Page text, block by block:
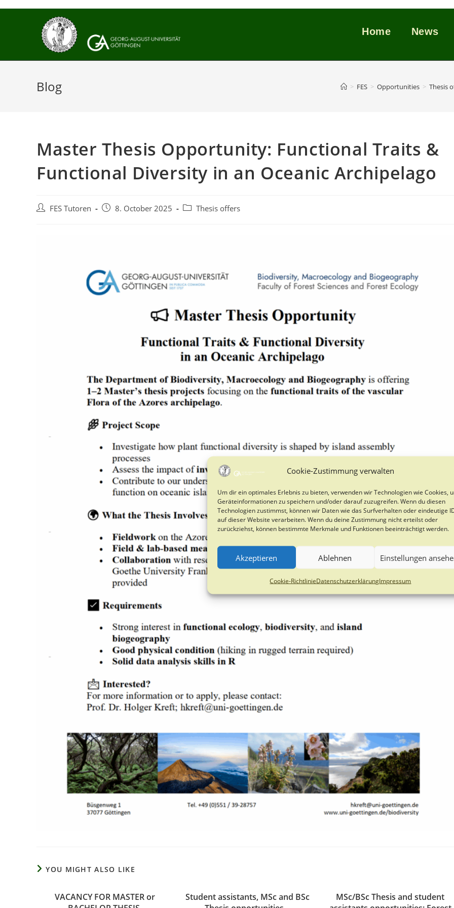
Cookie-Zustimmung verwalten
Um dir ein optimales Erlebnis zu bieten, verwenden wir Technologien wie Cookies,
Geräteinformationen zu speichern und/oder darauf zuzugreifen. Wenn du diesen
Technologien zustimmst, können wir Daten wie das Surfverhalten oder eindeutige
auf dieser Website verarbeiten. Wenn du deine Zustimmung nicht erteilst oder
zurückziehst, können bestimmte Merkmale und Funktionen beeinträchtigt werden.
Akzeptieren Ablehnen Einstellungen
Cookie-RichtlinieDatenschutzerklärungImpressum
Home News
Blog > FES > Opportunities > Thesis
Master Thesis Opportunity: Functional Traits &
Functional Diversity in an Oceanic Archipelago
Post FES Tutoren
Post8. October 2025
PostThesis offers
YOU MIGHT ALSO LIKE
VACANCY FOR MASTER or
Student assistants, MSc and BSc
MSc/BSc Thesis and student